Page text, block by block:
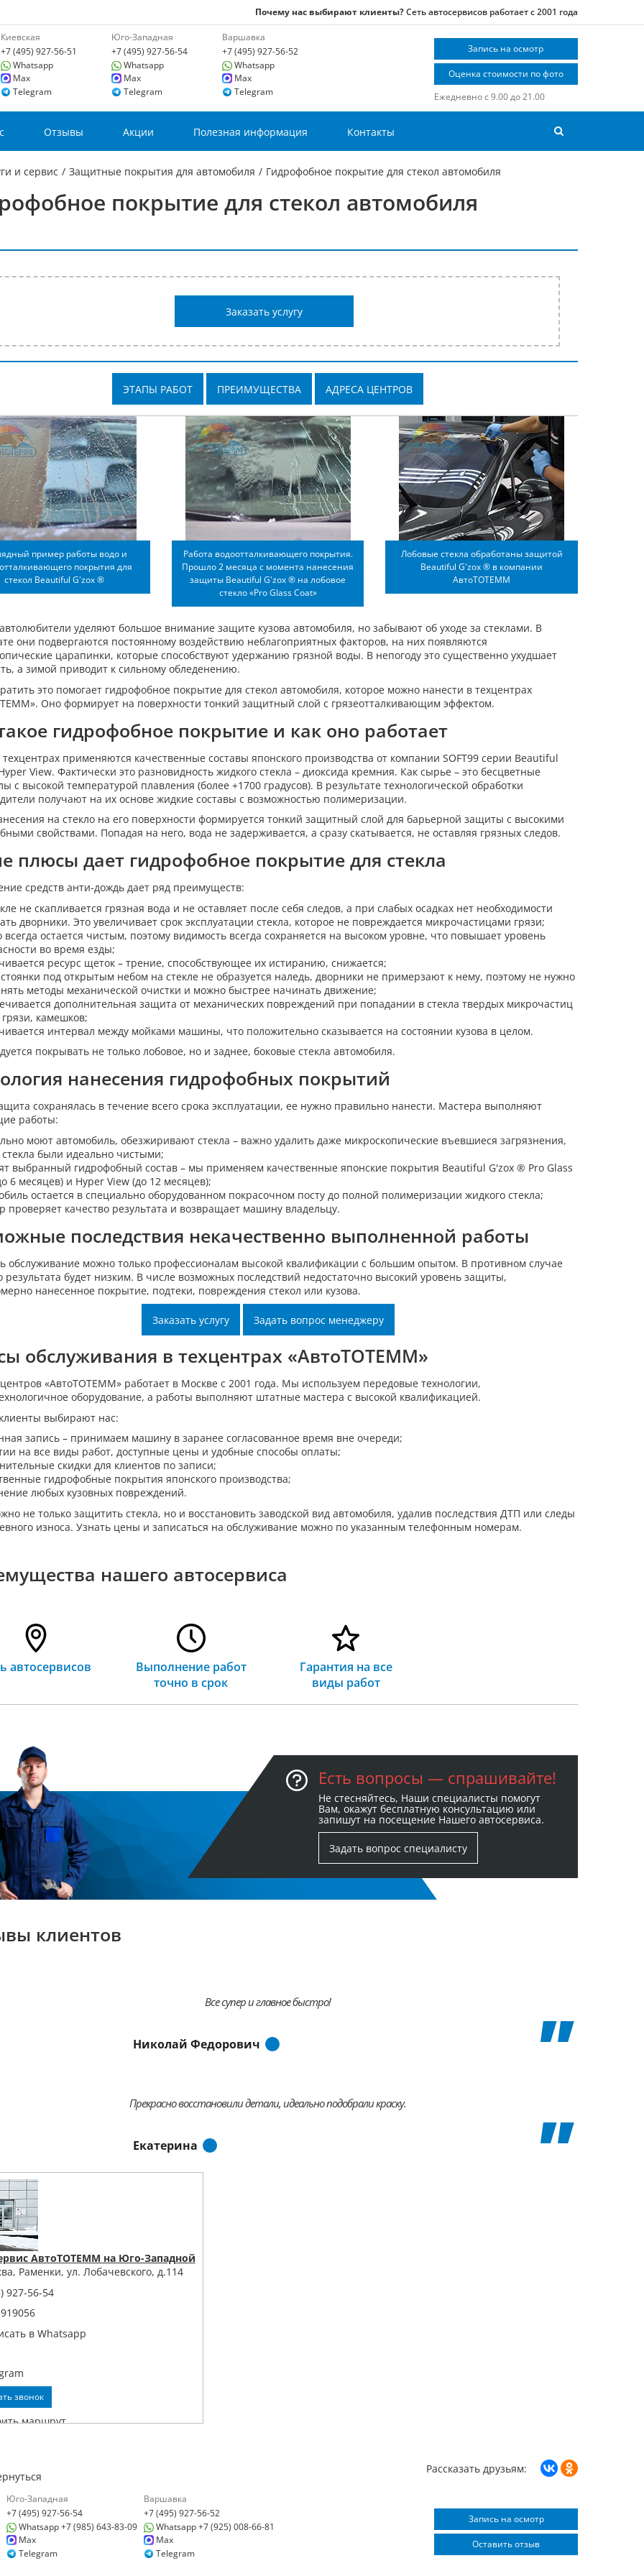
Почему нас выбирают клиенты?Сеть автосервисов работает с 2001 года
Киевская
+7 (495) 927-56-51
Whatsapp
Max
Telegram
Юго-Западная
+7 (495) 927-56-54
Whatsapp
Max
Telegram
Варшавка
+7 (495) 927-56-52
Whatsapp
Max
Telegram
Запись на осмотр
Оценка стоимости по фото
Ежедневно с 9.00 до 21.00
Отзывы Акции Полезная информация Контакты
и сервис / Защитные покрытия для автомобиля / Гидрофобное покрытие для стекол автомобиля
покрытие для стекол автомобиля
Заказать услугу
ЭТАПЫ РАБОТ ПРЕИМУЩЕСТВА АДРЕСА ЦЕНТРОВ
пример работы водо и
покрытия для
стекол Beautiful G'zox ®
Работа водоотталкивающего покрытия.
Прошло 2 месяца с момента нанесения
защиты Beautiful G'zox ® на лобовое
стекло «Pro Glass Coat»
Лобовые стекла обработаны защитой
Beautiful G'zox ® в компании
АвтоТОТЕММ
уделяют большое внимание защите кузова автомобиля, но забывают об уходе за стеклами. В
они подвергаются постоянному воздействию неблагоприятных факторов, на них появляются
царапинки, которые способствуют удержанию грязной воды. В непогоду это существенно ухудшает
а зимой приводит к сильному обледенению.
это помогает гидрофобное покрытие для стекол автомобиля, которое можно нанести в техцентрах
Оно формирует на поверхности тонкий защитный слой с грязеотталкивающим эффектом.
гидрофобное покрытие и как оно работает
применяются качественные составы японского производства от компании SOFT99 серии Beautiful
View. Фактически это разновидность жидкого стекла – диоксида кремния. Как сырье – это бесцветные
с высокой температурой плавления (более +1700 градусов). В результате технологической обработки
получают на их основе жидкие составы с возможностью полимеризации.
на стекло на его поверхности формируется тонкий защитный слой для барьерной защиты с высокими
свойствами. Попадая на него, вода не задерживается, а сразу скатывается, не оставляя грязных следов.
плюсы дает гидрофобное покрытие для стекла
средств анти-дождь дает ряд преимуществ:
не скапливается грязная вода и не оставляет после себя следов, а при слабых осадках нет необходимости
дворники. Это увеличивает срок эксплуатации стекла, которое не повреждается микрочастицами грязи;
всегда остается чистым, поэтому видимость всегда сохраняется на высоком уровне, что повышает уровень
во время езды;
ресурс щеток – трение, способствующее их истиранию, снижается;
под открытым небом на стекле не образуется наледь, дворники не примерзают к нему, поэтому не нужно
методы механической очистки и можно быстрее начинать движение;
дополнительная защита от механических повреждений при попадании в стекла твердых микрочастиц
камешков;
интервал между мойками машины, что положительно сказывается на состоянии кузова в целом.
покрывать не только лобовое, но и заднее, боковые стекла автомобиля.
нанесения гидрофобных покрытий
сохранялась в течение всего срока эксплуатации, ее нужно правильно нанести. Мастера выполняют
работы:
моют автомобиль, обезжиривают стекла – важно удалить даже микроскопические въевшиеся загрязнения,
были идеально чистыми;
выбранный гидрофобный состав – мы применяем качественные японские покрытия Beautiful G'zox ® Pro Glass
6 месяцев) и Hyper View (до 12 месяцев);
остается в специально оборудованном покрасочном посту до полной полимеризации жидкого стекла;
проверяет качество результата и возвращает машину владельцу.
последствия некачественно выполненной работы
обслуживание можно только профессионалам высокой квалификации с большим опытом. В противном случае
результата будет низким. В числе возможных последствий недостаточно высокий уровень защиты,
нанесенное покрытие, подтеки, повреждения стекол или кузова.
Заказать услугу Задать вопрос менеджеру
обслуживания в техцентрах «АвтоТОТЕММ»
«АвтоТОТЕММ» работает в Москве с 2001 года. Мы используем передовые технологии,
оборудование, а работы выполняют штатные мастера с высокой квалификацией.
выбирают нас:
запись – принимаем машину в заранее согласованное время вне очереди;
на все виды работ, доступные цены и удобные способы оплаты;
скидки для клиентов по записи;
гидрофобные покрытия японского производства;
любых кузовных повреждений.
не только защитить стекла, но и восстановить заводской вид автомобиля, удалив последствия ДТП или следы
износа. Узнать цены и записаться на обслуживание можно по указанным телефонным номерам.
нашего автосервиса
автосервисов
Выполнение работ
точно в срок
Гарантия на все
виды работ
Есть вопросы — спрашивайте!
Не стесняйтесь, Наши специалисты помогут
Вам, окажут бесплатную консультацию или
запишут на посещение Нашего автосервиса.
Задать вопрос специалисту
клиентов
Все супер и главное быстро!
Николай Федорович
Прекрасно восстановили детали, идеально подобрали краску.
Екатерина
АвтоТОТЕММ на Юго-Западной
Раменки, ул. Лобачевского, д.114
927-56-54
в Whatsapp
звонок
маршрут
Центр АвтоТОТЕММ на
г. Москва, ул. Дубининская, д. 55,
с. 2
Рассказать друзьям:
Юго-Западная
+7 (495) 927-56-54
Whatsapp +7 (985) 643-83-09
Max
Telegram
Варшавка
+7 (495) 927-56-52
Whatsapp +7 (925) 008-66-81
Max
Telegram
Запись на осмотр
Оставить отзыв